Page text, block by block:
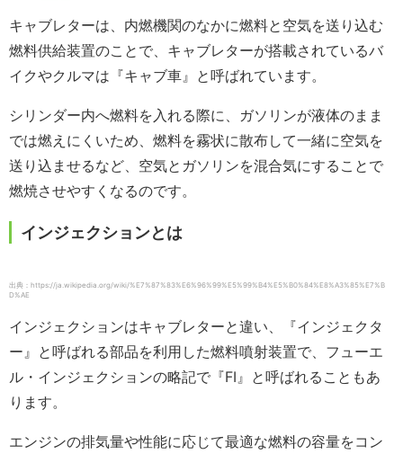
キャブレターは、内燃機関のなかに燃料と空気を送り込む
燃料供給装置のことで、キャブレターが搭載されているバ
イクやクルマは『キャブ車』と呼ばれています。
シリンダー内へ燃料を入れる際に、ガソリンが液体のまま
では燃えにくいため、燃料を霧状に散布して一緒に空気を
送り込ませるなど、空気とガソリンを混合気にすることで
燃焼させやすくなるのです。
インジェクションとは
出典：https://ja.wikipedia.org/wiki/%E7%87%83%E6%96%99%E5%99%B4%E5%B0%84%E8%A3%85%E7%B
D%AE
インジェクションはキャブレターと違い、『インジェクタ
ー』と呼ばれる部品を利用した燃料噴射装置で、フューエ
ル・インジェクションの略記で『FI』と呼ばれることもあ
ります。
エンジンの排気量や性能に応じて最適な燃料の容量をコン